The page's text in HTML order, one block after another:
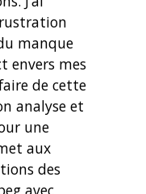
manque
envers mes
de cette
analyse et
une
aux
des